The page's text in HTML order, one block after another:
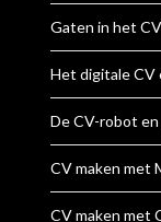
Gaten in het
Het digitale CV
De CV-robot
CV maken met
CV maken met